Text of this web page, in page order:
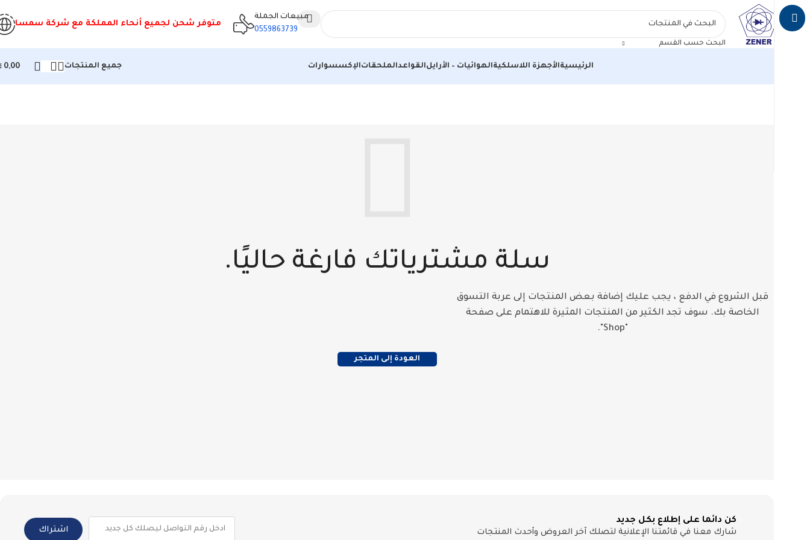
البحث حسب القسم
مبيعات الجملة
0559863739
متوفر شحن لجميع أنحاء المملكة مع شركة سمسا
الرئيسيةالأجهزة اللاسلكيةالهوائيات – الأرايلالقواعدالملحقاتالإكسسوارات جميع المنتجات 0,00
سلة مشترياتك فارغة حاليًا.
قبل الشروع في الدفع ، يجب عليك إضافة بعض المنتجات إلى عربة التسوق
الخاصة بك. سوف تجد الكثير من المنتجات المثيرة للاهتمام على صفحة
"Shop".
العودة إلى المتجر
كن دائما على إطلاع بكل جديد
شارك معنا في قائمتنا الإعلانية لتصلك آخر العروض وأحدث المنتجات اشتراك